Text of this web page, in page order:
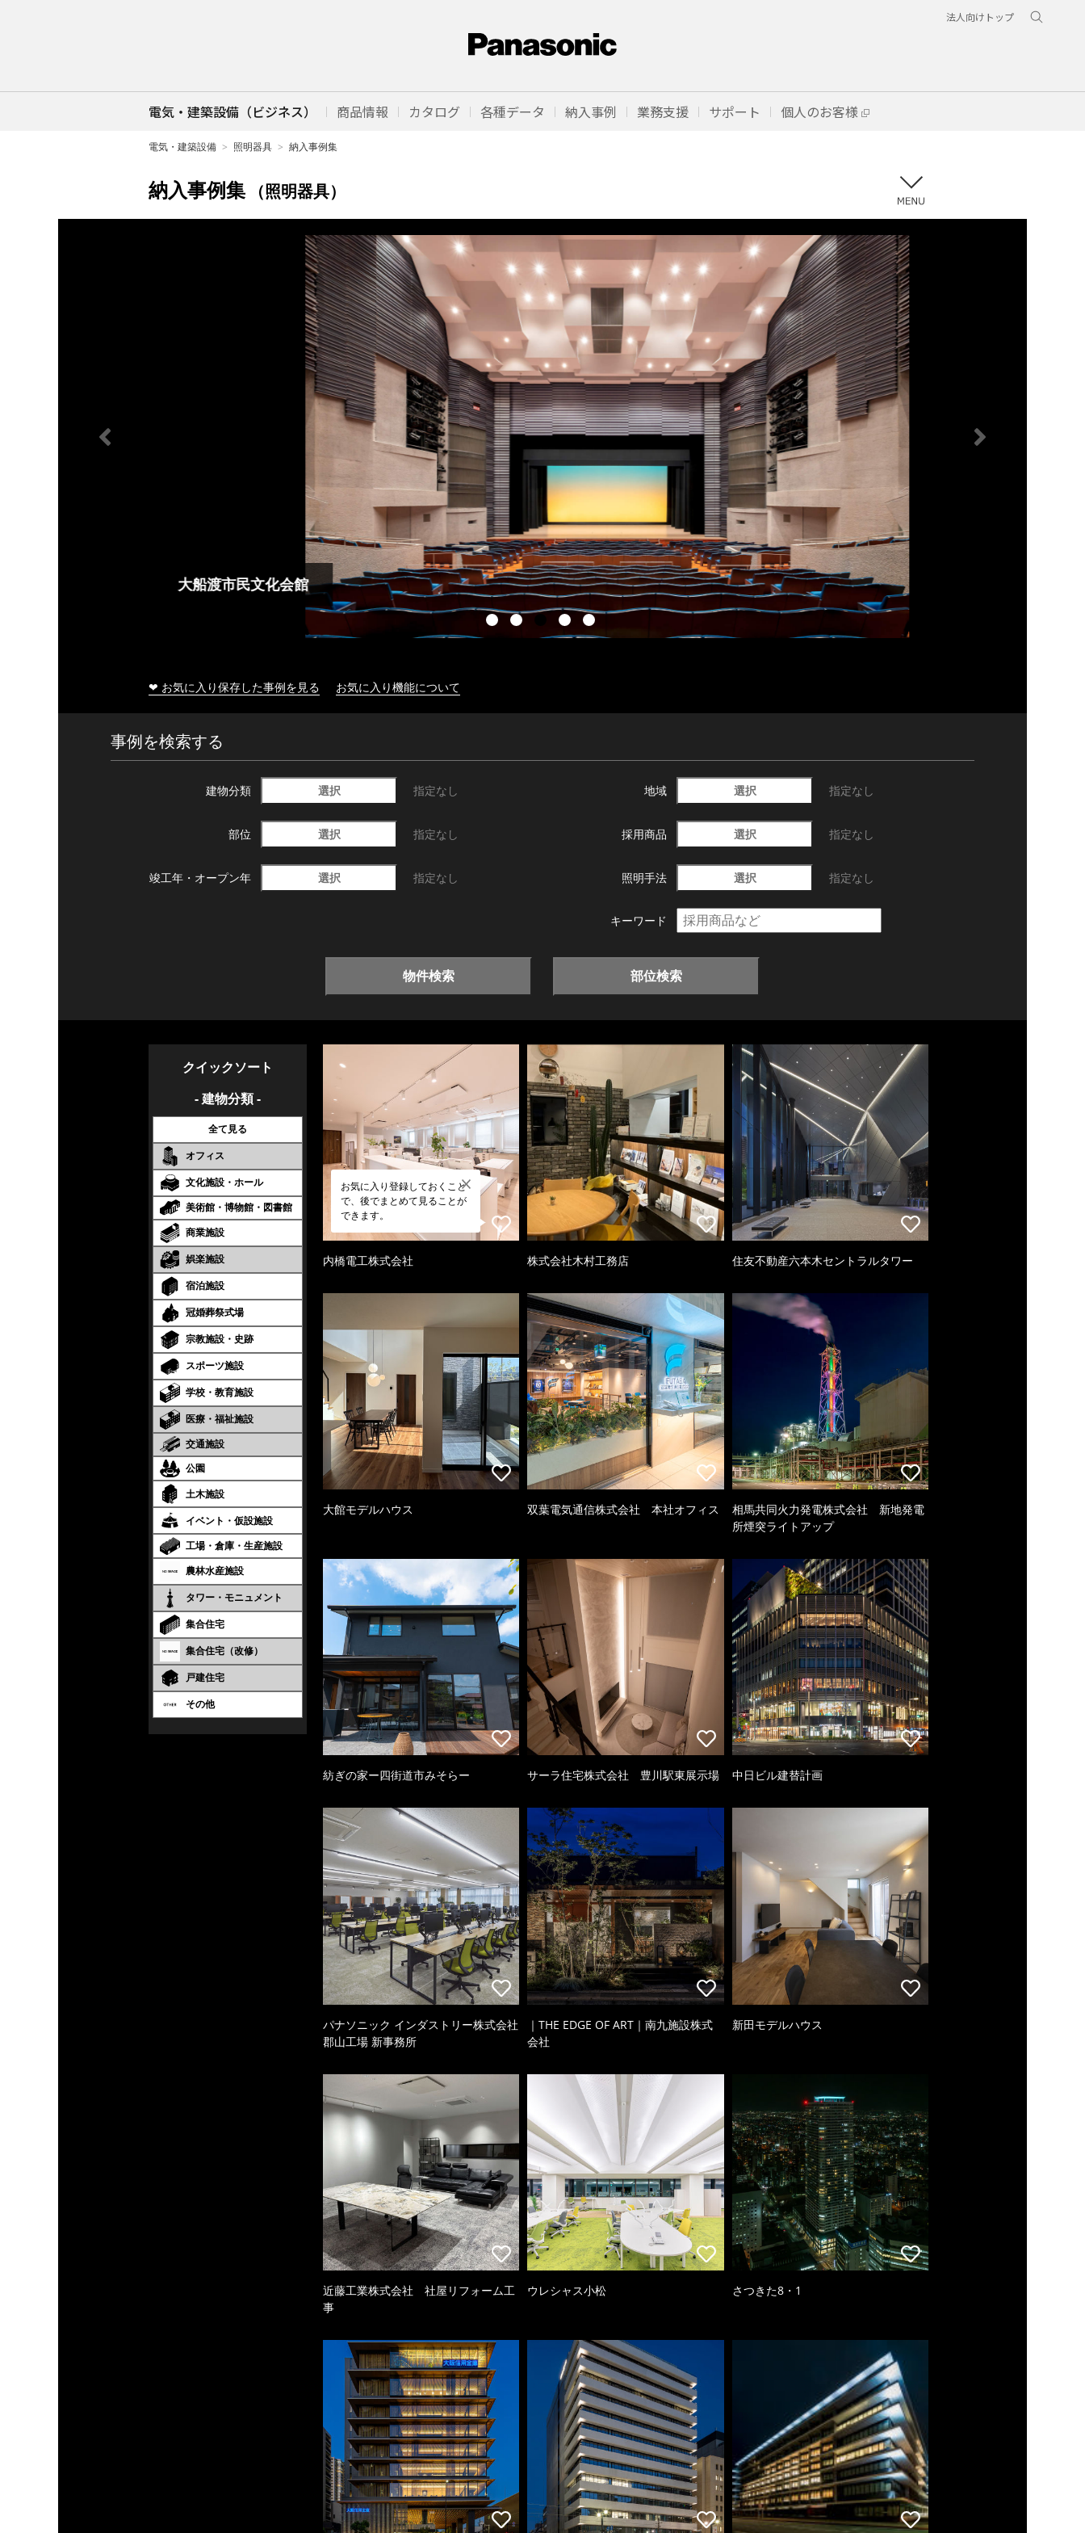
法人向けトップ
電気・建築設備（ビジネス） 商品情報 カタログ 各種データ 納入事例 業務支援 サポート 個人のお客様
電気・建築設備 照明器具 納入事例集
納入事例集 （照明器具）
大船渡市民文化会館
❤ お気に入り保存した事例を見る お気に入り機能について
事例を検索する
建物分類 選択 指定なし 地域 選択 指定なし
部位 選択 指定なし 採用商品 選択 指定なし
竣工年・ オープン年 選択 指定なし 照明手法 選択 指定なし
キーワード
物件検索 部位検索
クイックソート
- 建物分類 -
全て見る
オフィス
文化施設・ホール
美術館・博物館・図書館
商業施設
娯楽施設
宿泊施設
冠婚葬祭式場
宗教施設・史跡
スポーツ施設
学校・教育施設
医療・福祉施設
交通施設
公園
土木施設
イベント・仮設施設
工場・倉庫・生産施設
農林水産施設
タワー・モニュメント
集合住宅
集合住宅（改修）
戸建住宅
その他
お気に入り登録しておくこと
で、後でまとめて見ることが
できます。
内橋電工株式会社 株式会社木村工務店 住友不動産六本木セントラルタワー
大館モデルハウス 双葉電気通信株式会社 本社オフィス
相馬共同火力発電株式会社 新地発電
所煙突ライトアップ
紡ぎの家ー四街道市みそらー サーラ住宅株式会社 豊川駅東展示場 中日ビル建替計画
パナソニック インダストリー株式会社
郡山工場 新事務所
｜THE EDGE OF ART｜南九施設株式
会社
新田モデルハウス
近藤工業株式会社 社屋リフォーム工
事
ウレシャス小松 さつきた8・1